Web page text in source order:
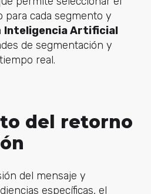
para cada segmento y
Inteligencia Artificial
de segmentación y
real.
del retorno
del mensaje y
específicas, el